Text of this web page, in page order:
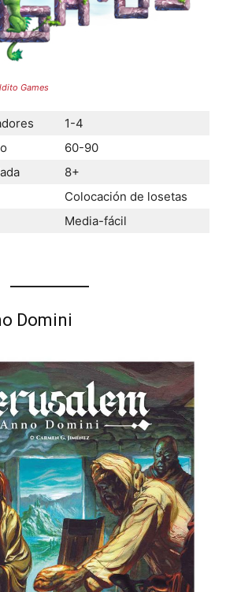
Games
1-4
60-90
8+
Colocación de losetas
Media-fácil
Domini